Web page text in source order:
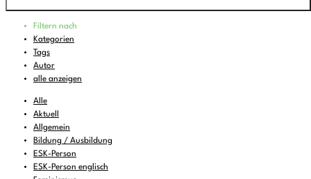
01:45
04:00 - 06:00
06:00
07:00
08:00 - 08:30 KulturTon
08:30 - 09:00 Musik zum Aufstehen oder Liegenbleiben
Filtern nach
Kategorien
Tags
Autor
alle anzeigen
Alle
Aktuell
Allgemein
Bildung / Ausbildung
ESK-Person
ESK-Person englisch